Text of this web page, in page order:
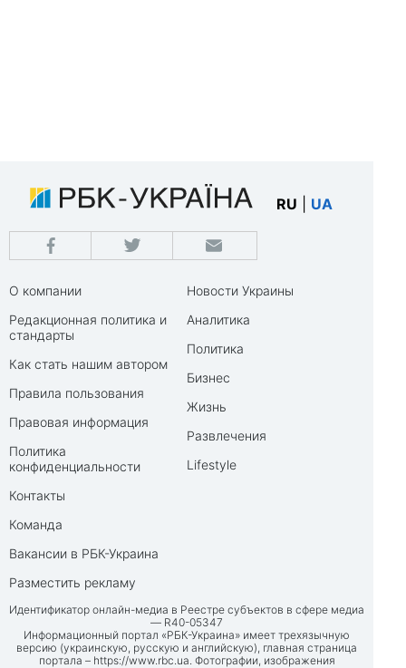
RU UA
О компании
Редакционная политика и
стандарты
Как стать нашим автором
Правила пользования
Правовая информация
Политика
конфиденциальности
Контакты
Команда
Вакансии в РБК-Украина
Разместить рекламу
Новости Украины
Аналитика
Политика
Бизнес
Жизнь
Развлечения
Lifestyle
Идентификатор онлайн-медиа в Реестре субъектов в сфере медиа
— R40-05347
Информационный портал «РБК-Украина» имеет трехязычную
версию (украинскую, русскую и английскую), главная страница
портала – https://www.rbc.ua. Фотографии, изображения